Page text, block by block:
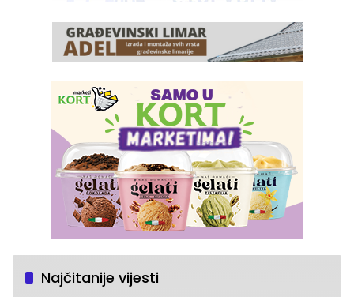
Najčitanije vijesti